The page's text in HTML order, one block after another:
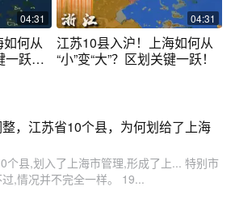
04:31
何从
一跃！
04:31
江苏10县入沪！上海如何从
“小”变“大”？区划关键一跃！
，江苏省10个县，为何划给了上海
个县,划入了上海市管理,形成了上... 特别市
,情况并不完全一样。 19...